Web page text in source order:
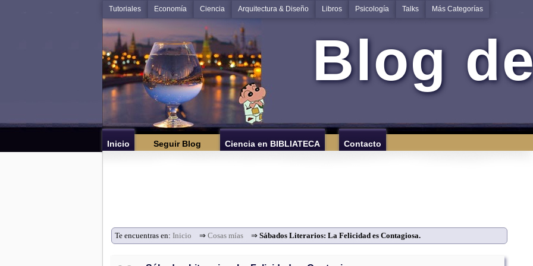
Tutoriales Economía Ciencia Arquitectura & Diseño Libros Psicología Talks Más Categorías
Blog
Inicio Seguir Blog Ciencia en BIBLIATECA Contacto
Te encuentras en: Inicio ⇒ Cosas mías ⇒ Sábados Literarios: La Felicidad es Contagiosa.